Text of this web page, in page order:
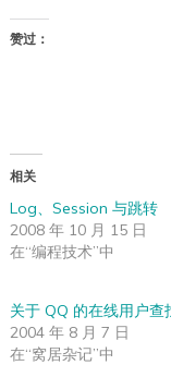
赞过：
相关
Log、Session 与跳转
2008 年 10 月 15 日
在“编程技术”中
关于 QQ 的在线用户查
2004 年 8 月 7 日
在“窝居杂记”中